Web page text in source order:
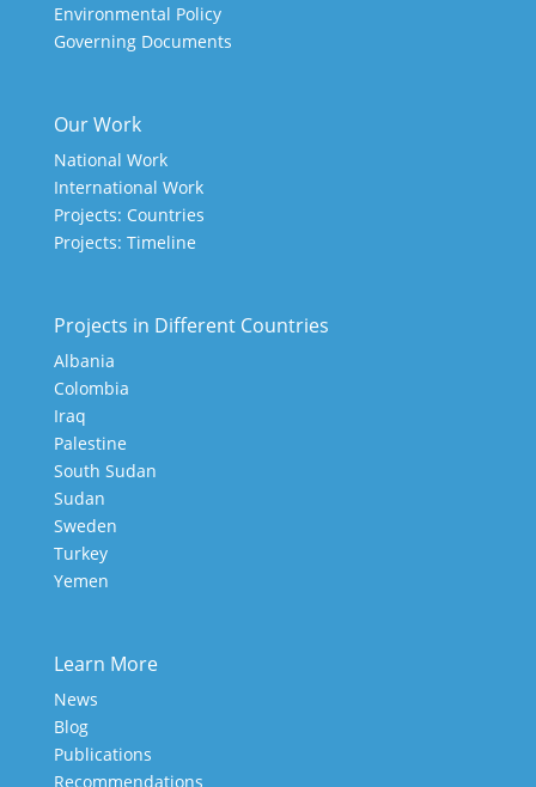
Environmental Policy
Governing Documents
Our Work
National Work
International Work
Projects: Countries
Projects: Timeline
Projects in Different Countries
Albania
Colombia
Iraq
Palestine
South Sudan
Sudan
Sweden
Turkey
Yemen
Learn More
News
Blog
Publications
Recommendations